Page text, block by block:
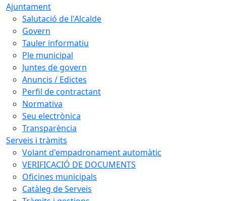
Ajuntament
Salutació de l'Alcalde
Govern
Tauler informatiu
Ple municipal
Juntes de govern
Anuncis / Edictes
Perfil de contractant
Normativa
Seu electrònica
Transparència
Serveis i tràmits
Volant d'empadronament automàtic
VERIFICACIÓ DE DOCUMENTS
Oficines municipals
Catàleg de Serveis